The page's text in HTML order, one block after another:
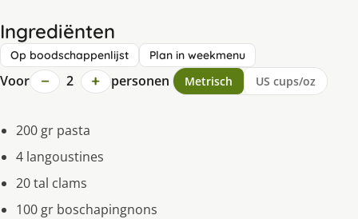
Ingrediënten
Op boodschappenlijst Plan in weekmenu
Voor − 2 + personen Metrisch US cups/oz
200 gr pasta
4 langoustines
20 tal clams
100 gr boschapingnons